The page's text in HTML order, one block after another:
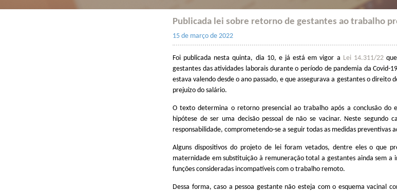
Publicada lei sobre retorno de gestantes ao trabalho
15 de março de 2022
Foi publicada nesta quinta, dia 10, e já está em vigor a Lei 14.311/22que
gestantes das atividades laborais durante o período de pandemia da Covid-
estava valendo desde o ano passado, e que assegurava a gestantes o direito
prejuízo do salário.
O texto determina o retorno presencial ao trabalho após a conclusão do
hipótese de ser uma decisão pessoal de não se vacinar. Neste segundo
responsabilidade, comprometendo-se a seguir todas as medidas preventivas
Alguns dispositivos do projeto de lei foram vetados, dentre eles o que
maternidade em substituição à remuneração total a gestantes ainda sem a
funções consideradas incompatíveis com o trabalho remoto.
Dessa forma, caso a pessoa gestante não esteja com o esquema vacinal